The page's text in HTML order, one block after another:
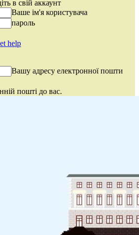
в свій аккаунт
Ваше ім'я користувача
пароль
help
Вашу адресу електронної пошти
пошті до вас.